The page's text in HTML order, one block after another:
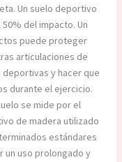
Un suelo deportivo
del impacto. Un
puede proteger
articulaciones de
y hacer que
durante el ejercicio.
se mide por el
de madera utilizado
estándares
un uso prolongado y